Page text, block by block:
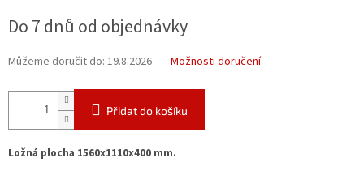
cena:
Do 7 dnů od objednávky
Můžeme doručit do: 19.8.2026 Možnosti doručení
Přidat do košíku
Ložná plocha 1560x1110x400 mm.